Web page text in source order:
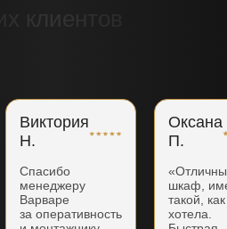
Виктория
Н.
Спасибо
менеджеру
Варваре
за оперативность
Оксана
П.
шкаф,
такой, как
хотела.